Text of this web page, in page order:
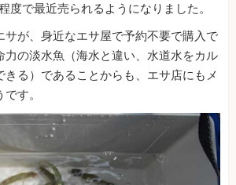
度で最近売られるようになりました。
サが、身近なエサ屋で予約不要で購入で
力の淡水魚（海水と違い、水道水をカル
きる）であることからも、エサ店にもメ
す。